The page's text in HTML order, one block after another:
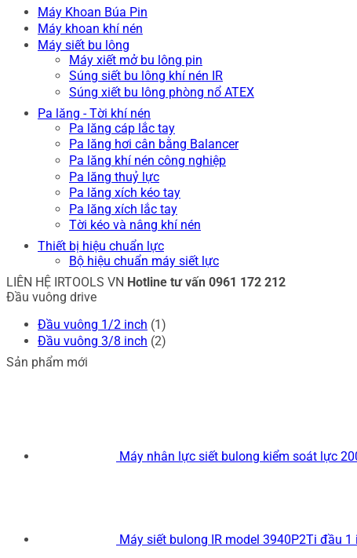
Máy Khoan Búa Pin
Máy khoan khí nén
Máy siết bu lông
Máy xiết mở bu lông pin
Súng siết bu lông khí nén IR
Súng xiết bu lông phòng nổ ATEX
Pa lăng - Tời khí nén
Pa lăng cáp lắc tay
Pa lăng hơi cân bằng Balancer
Pa lăng khí nén công nghiệp
Pa lăng thuỷ lực
Pa lăng xích kéo tay
Pa lăng xích lắc tay
Tời kéo và nâng khí nén
Thiết bị hiệu chuẩn lực
Bộ hiệu chuẩn máy siết lực
LIÊN HỆ IRTOOLS VN Hotline tư vấn 0961 172 212
Đầu vuông drive
Đầu vuông 1/2 inch (1)
Đầu vuông 3/8 inch (2)
Sản phẩm mới
Máy nhân lực siết bulong kiểm soát lực
Máy siết bulong IR model 3940P2Ti đầu 1